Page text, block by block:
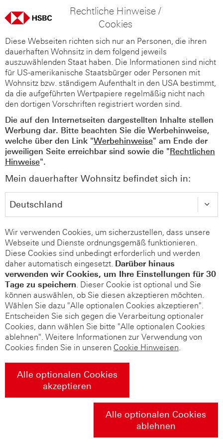
Rechtliche Hinweise /
Cookies
Diese Webseiten richten sich nur an Personen, die ihren
dauerhaften Wohnsitz in dem folgend jeweils
auszuwählenden Staat haben. Die Informationen sind nicht
für US-amerikanische Staatsbürger oder Personen mit
Wohnsitz bzw. ständigem Aufenthalt in den USA bestimmt,
da die aufgeführten Wertpapiere regelmäßig nicht nach
den dortigen Vorschriften registriert worden sind.
Die auf den Internetseiten dargestellten Inhalte stellen
Werbung dar. Bitte beachten Sie die Werbehinweise,
welche über den Link "Werbehinweise" am Ende der
jeweiligen Seite erreichbar sind sowie die "Rechtlichen
Hinweise".
Mein dauerhafter Wohnsitz befindet sich in:
Wir verwenden Cookies, um sicherzustellen, dass unsere
Webseite und Dienste ordnungsgemäß funktionieren.
Diese Cookies sind unbedingt erforderlich und werden
daher automatisch eingesetzt. Darüber hinaus
verwenden wir Cookies, um Ihre Einstellungen für 30
Tage zu speichern. Dieser Cookie ist optional und Sie
können auswählen, ob Sie diesen akzeptieren möchten.
Wählen Sie dazu "Alle optionalen Cookies akzeptieren".
Entscheiden Sie sich gegen die Verarbeitung optionaler
Cookies, dann wählen Sie bitte "Alle optionalen Cookies
ablehnen". Weitere Informationen zur Verwendung von
Cookies finden Sie in unseren Cookie Hinweisen.
Alle optionalen Cookies
akzeptieren
Alle optionalen Cookies
ablehnen